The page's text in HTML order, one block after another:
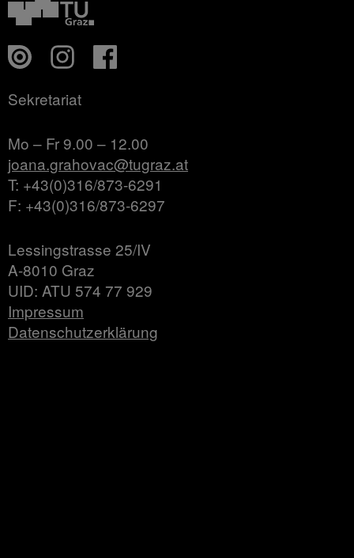
Sekretariat
Mo – Fr 9.00 – 12.00
joana.grahovac@tugraz.at
T: +43(0)316/873-6291
F: +43(0)316/873-6297
Lessingstrasse 25/IV
A-8010 Graz
UID: ATU 574 77 929
Impressum
Datenschutzerklärung